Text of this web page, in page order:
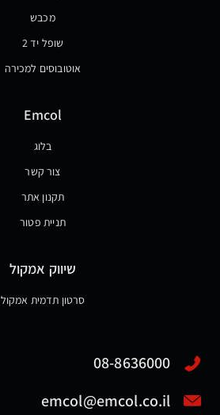
מכבש
שופל יד 2
אוטובוסים למכירה
Emcol
בלוג
צור קשר
תקנון אתר
תניית פטור
שיווק אמקול
סרטון תדמית אמקול
08-8636000
emcol@emcol.co.il